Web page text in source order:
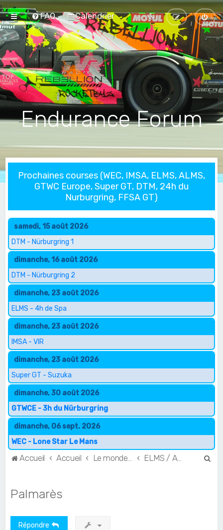
FAQ Calendrier
Endurance Forum
Prochaines courses (WEC, IMSA, ELMS, ALMS,
GTWC Europe, Super GT, DTM, 24h du
Nurburgring, FFSA GT)
samedi, 15 août 2026
DTM - Nürburgring 1
dimanche, 16 août 2026
DTM - Nürburgring 2
dimanche, 23 août 2026
ELMS - 4h de Spa
dimanche, 23 août 2026
IMSA - VIR
dimanche, 23 août 2026
Super GT - Suzuka
dimanche, 30 août 2026
GTWCE - 3h du Nürburgring
dimanche, 06 sept. 2026
WEC - Lone Star Le Mans
Accueil Accueil
Palmarès
Répondre